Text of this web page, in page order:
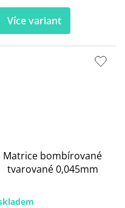
Více variant
Matrice bombírované
tvarované 0,045mm